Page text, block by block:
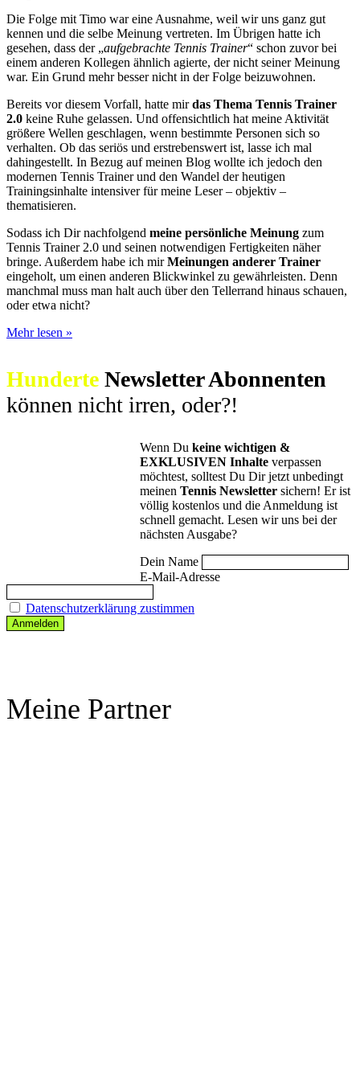
Die Folge mit Timo war eine Ausnahme, weil wir uns ganz gut
kennen und die selbe Meinung vertreten. Im Übrigen hatte ich
gesehen, dass der „aufgebrachte Tennis Trainer“ schon zuvor bei
einem anderen Kollegen ähnlich agierte, der nicht seiner Meinung
war. Ein Grund mehr besser nicht in der Folge beizuwohnen.
Bereits vor diesem Vorfall, hatte mirdas Thema Tennis Trainer
2.0 keine Ruhe gelassen. Und offensichtlich hat meine Aktivität
größere Wellen geschlagen, wenn bestimmte Personen sich so
verhalten. Ob das seriös und erstrebenswert ist, lasse ich mal
dahingestellt. In Bezug auf meinen Blog wollte ich jedoch den
modernen Tennis Trainer und den Wandel der heutigen
Trainingsinhalte intensiver für meine Leser – objektiv –
thematisieren.
Sodass ich Dir nachfolgend meine persönliche Meinung zum
Tennis Trainer 2.0 und seinen notwendigen Fertigkeiten näher
bringe. Außerdem habe ich mirMeinungen anderer Trainer
eingeholt, um einen anderen Blickwinkel zu gewährleisten. Denn
manchmal muss man halt auch über den Tellerrand hinaus schauen,
oder etwa nicht?
Mehr lesen »
ein
moderner
Tennis
Hunderte Newsletter Abonnenten
können nicht irren, oder?!
Wenn Du keine wichtigen &
EXKLUSIVEN Inhalte verpassen
möchtest, solltest Du Dir jetzt unbedingt
meinen Tennis Newsletter sichern! Er ist
völlig kostenlos und die Anmeldung ist
schnell gemacht. Lesen wir uns bei der
nächsten Ausgabe?
Dein Name
E-Mail-Adresse
Datenschutzerklärung zustimmen
Meine Partner